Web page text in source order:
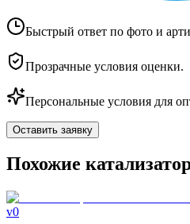
Быстрый ответ по фото и
Прозрачные условия оценки.
Персональные условия для
Оставить заявку
Похожие
v0